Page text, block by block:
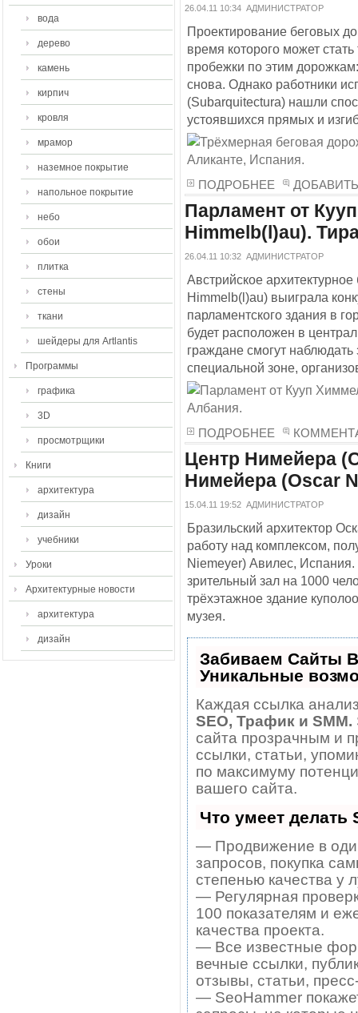
вода
дерево
камень
кирпич
кровля
мрамор
наземное покрытие
напольное покрытие
небо
обои
плитка
стены
ткани
шейдеры для Artlantis
Программы
графика
3D
просмотрщики
Книги
архитектура
дизайн
учебники
Уроки
Архитектурные новости
архитектура
дизайн
26.04.11 10:34 АДМИНИСТРАТОР
Проектирование беговых
время которого может
пробежки по этим
снова. Однако работники
(Subarquitectura) нашли
устоявшихся прямых и
ПОДРОБНЕЕ
Парламент от
Himmelb(l)au).
26.04.11 10:32 АДМИНИСТРАТОР
Австрийское
Himmelb(l)au) выиграла
парламентского здания в
будет расположен в
граждане смогут
специальной зоне,
ПОДРОБНЕЕ
Центр Нимейера
Нимейера (Oscar
15.04.11 19:52 АДМИНИСТРАТОР
Бразильский архитектор
работу над комплексом,
Niemeyer) Авилес,
зрительный зал на 1000
трёхэтажное здание
музея.
Забиваем Сайты
Уникальные
Каждая ссылка
SEO, Трафик и SMM.
сайта прозрачным и
ссылки, статьи,
по максимуму
вашего сайта.
Что умеет делать
— Продвижение в
запросов, покупка
степенью качества у
— Регулярная
100 показателям и
качества проекта.
— Все известные
вечные ссылки,
отзывы, статьи,
— SeoHammer